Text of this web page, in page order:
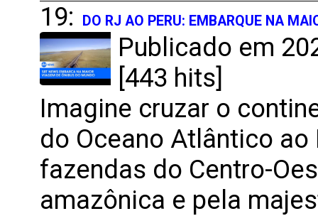
19:
DO RJ AO PERU: EMBARQUE NA
Publicado em
[443 hits]
Imagine cruzar o
do Oceano Atlântico
fazendas do Centro-
amazônica e pela